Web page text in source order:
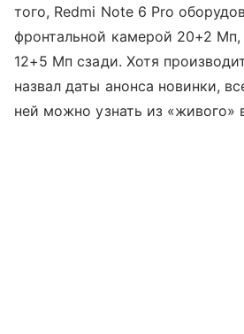
того, Redmi Note 6 Pro
фронтальной камерой 20+2
12+5 Мп сзади. Хотя
назвал даты анонса новинки,
ней можно узнать из «живого»